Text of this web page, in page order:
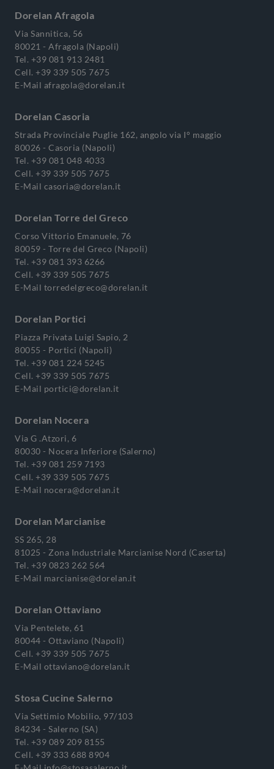
Dorelan Afragola
Via Sannitica, 56
80021 - Afragola (Napoli)
Tel. +39 081 913 2481
Cell. +39 339 505 7675
E-Mail afragola@dorelan.it
Dorelan Casoria
Strada Provinciale Puglie 162, angolo via I° maggio
80026 - Casoria (Napoli)
Tel. +39 081 048 4033
Cell. +39 339 505 7675
E-Mail casoria@dorelan.it
Dorelan Torre del Greco
Corso Vittorio Emanuele, 76
80059 - Torre del Greco (Napoli)
Tel. +39 081 393 6266
Cell. +39 339 505 7675
E-Mail torredelgreco@dorelan.it
Dorelan Portici
Piazza Privata Luigi Sapio, 2
80055 - Portici (Napoli)
Tel. +39 081 224 5245
Cell. +39 339 505 7675
E-Mail portici@dorelan.it
Dorelan Nocera
Via G .Atzori, 6
80030 - Nocera Inferiore (Salerno)
Tel. +39 081 259 7193
Cell. +39 339 505 7675
E-Mail nocera@dorelan.it
Dorelan Marcianise
SS 265, 28
81025 - Zona Industriale Marcianise Nord (Caserta)
Tel. +39 0823 262 564
E-Mail marcianise@dorelan.it
Dorelan Ottaviano
Via Pentelete, 61
80044 - Ottaviano (Napoli)
Cell. +39 339 505 7675
E-Mail ottaviano@dorelan.it
Stosa Cucine Salerno
Via Settimio Mobilio, 97/103
84234 - Salerno (SA)
Tel. +39 089 209 8155
Cell. +39 333 688 8904